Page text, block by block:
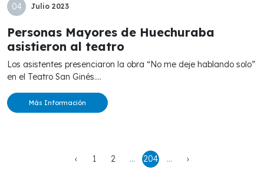
04 Julio 2023
Personas Mayores de Huechuraba
asistieron al teatro
Los asistentes presenciaron la obra “No me deje hablando solo”
en el Teatro San Ginés....
Más Información
‹ 1 2 ... 204 ... ›